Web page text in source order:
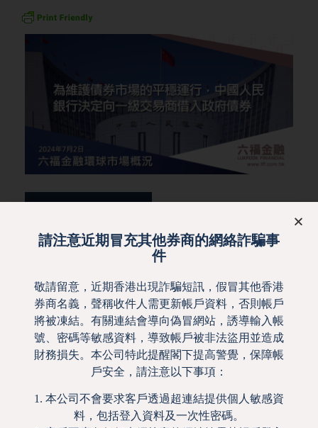
Next
2024年6月28日-六福金融環球市場概況
Previous
2024年7月3日-六福金融環球市場概況
Share to:
請注意近期冒充其他券商的網絡詐騙事
件
敬請留意，近期香港出現詐騙短訊，假冒其他香港
券商名義，聲稱收件人需更新帳戶資料，否則帳戶
將被凍結。有關連結會導向偽冒網站，誘導輸入帳
號、密碼等敏感資料，導致帳戶被非法盜用並造成
財務損失。本公司特此提醒閣下提高警覺，保障帳
戶安全，請注意以下事項：
1. 本公司不會要求客戶透過超連結提供個人敏感資
料，包括登入資料及一次性密碼。